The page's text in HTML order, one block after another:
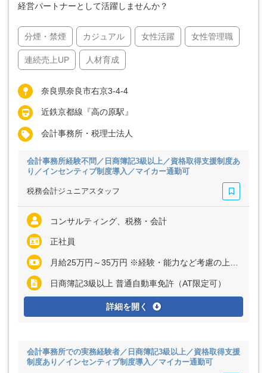
経営パートナーとして活躍しませんか？
分煙・禁煙 カジュアル 女性活躍 女性管理職
連続売上UP 人材育成
奈良県奈良市右京3-4-4
近鉄京都線『高の原駅』
会計事務所・税理士法人
会計事務所経験不問／日商簿記3級以上／資格取得支援制度あ
り／インセンティブ制度導入／マイカー通勤可
税務会計ジュニアスタッフ
コンサルティング、税務・会計
正社員
月給25万円～35万円 ※経験・能力など考慮の上、決定いたします ※上記に固定残業代（月20時間分＝3万2000円～4万5000円）を含む ※超過分は別途全額支給
日商簿記3級以上 普通自動車免許（AT限定可）
詳細を開く
会計事務所での実務経験者／日商簿記3級以上／資格取得支援
制度あり／インセンティブ制度導入／マイカー通勤可